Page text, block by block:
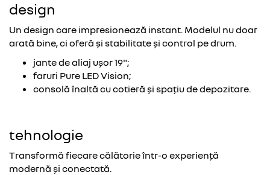
design
Un design care impresionează instant. Modelul nu doar
arată bine, ci oferă și stabilitate și control pe drum.
jante de aliaj ușor 19";
faruri Pure LED Vision;
consolă înaltă cu cotieră și spațiu de depozitare.
tehnologie
Transformă fiecare călătorie într-o experiență
modernă și conectată.